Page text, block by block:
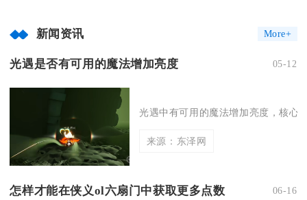
新闻资讯 More+
光遇是否有可用的魔法增加亮度 05-12
光遇中有可用的魔法增加亮度，核心
来源：东泽网
怎样才能在侠义ol六扇门中获取更多点数 06-16